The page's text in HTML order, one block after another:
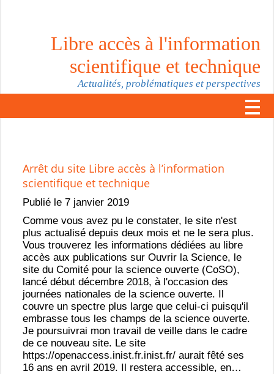
Libre accès à l'information
scientifique et technique
Actualités, problématiques et perspectives
Arrêt du site Libre accès à l’information
scientifique et technique
Publié le 7 janvier 2019
Comme vous avez pu le constater, le site n'est
plus actualisé depuis deux mois et ne le sera plus.
Vous trouverez les informations dédiées au libre
accès aux publications sur Ouvrir la Science, le
site du Comité pour la science ouverte (CoSO),
lancé début décembre 2018, à l'occasion des
journées nationales de la science ouverte. Il
couvre un spectre plus large que celui-ci puisqu'il
embrasse tous les champs de la science ouverte.
Je poursuivrai mon travail de veille dans le cadre
de ce nouveau site. Le site
https://openaccess.inist.fr.inist.fr/ aurait fêté ses
16 ans en avril 2019. Il restera accessible, en…